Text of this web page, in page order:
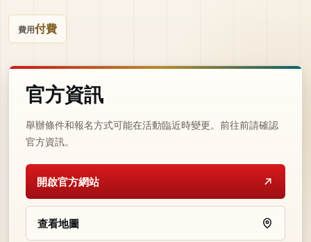
費用付費
官方資訊
舉辦條件和報名方式可能在活動臨近時變更。前往前請確認
官方資訊。
開啟官方網站
查看地圖